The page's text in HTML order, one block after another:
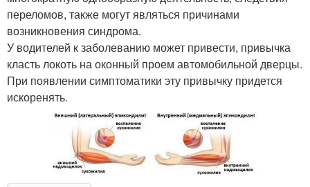
переломов, также могут являться причинами
возникновения синдрома.
У водителей к заболеванию может привести, привычка
класть локоть на оконный проем автомобильной дверцы.
При появлении симптоматики эту привычку придется
искоренять.